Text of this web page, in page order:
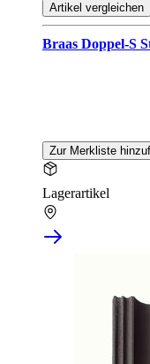
Artikel vergleichen
Braas Doppel-S
Zur Merkliste
Lagerartikel